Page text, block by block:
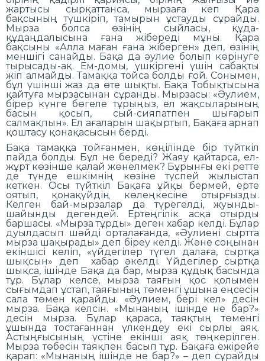
жартысы сырқаттанса, мырзаға кеп Қара
бақсының түшкіріп, тамырын ұстауды сұрайды.
Мырза болса өзінің сыйласы, құда-
құдаңдалысына ғана жібереді мұны. Қара
бақсыны «Алла маған ғана жіберген» деп, өзінің
меншігі санайды. Бақа да әулие болып көрінуге
тырысады-ақ. Ем-домы, үшкіргені үшін сабақты
жіп алмайды. Тамаққа тойса болды ғой. Сонымен,
бұл үшінші жаз да өте шықты. Бақа Тобықтысына
қайтуға мырзасынан сұранды. Мырзасы: «Әулием,
бірер күнге бөгеле тұрыңыз, ел жақсыларының
басын қосып, сый-сияпатпен шығарып
салмақпын». Ел ағаларын шақыртып, Бақаға арнап
қоштасу қонақасысын берді.
Бақа тамаққа тойғанмен, көңілінде бір түйткіл
пайда болды. Бұл не береді? Жаяу қайтарса, ел-
жұрт көзінше қалай жөнелмек? Бұрынғы екі ретте
де түнде ешкімнің көзіне түспей жылыстап
кеткен. Осы түйткіл Бақаға ұйқы бермей, ерте
оятып, қонақүйдің көлеңкесіне отырғызды.
Келген бай-мырзалар да түрегелді, жуынды-
шайынды дегендей. Ертеңгілік асқа отырды
баршасы. «Мырза тұрды» деген хабар келді. Бұлар
дуылдасып шәйді орталағанда, «Әулиені сыртта
мырза шақырады» деп біреу келді. Және соңынан
екіншісі келіп, «үйдегілер түгел далаға, сыртқа
шықсын» деп хабар әкелді. Үйдегілер сыртқа
шықса, ішінде Бақа да бар, мырза құдық басында
тұр. Бұлар келсе, мырза таяғын қос қолымен
сығымдап ұстап, таяғының төменгі ұшына еңсесін
сала төмен қарайды. «Әулием, бері кел» десін
мырза. Бақа келсін. «Мынаның ішінде не бар?»
десін мырза. Бұлар қараса, таяқтың төменгі
ұшында тостағаннан үлкендеу екі сырлы аяқ.
Астыңғысының үстіне екінші аяқ төңкерілген.
Мырза төбесін таяқпен басып тұр. Бақаға ежірейе
қарап: «Мынаның ішінде не бар?» – деп сұрайды